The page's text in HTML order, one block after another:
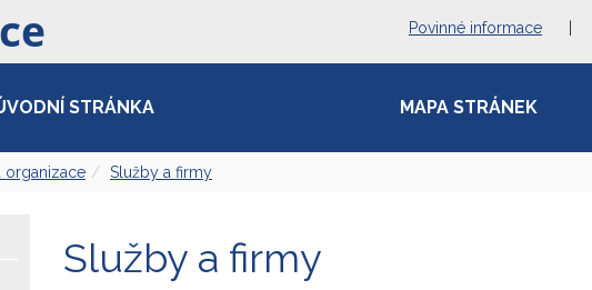
Povinné informace
STRÁNKA MAPA STRÁNEK
organizace Služby a firmy
Služby a firmy